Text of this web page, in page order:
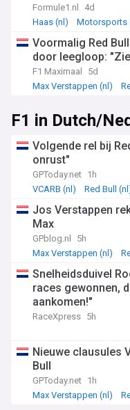
Formule1.nl
4d
Haas (nl)
Motorsports
Voormalig Red
door leegloop:
F1 Maximaal
5d
Max Verstappen (nl)
F1 in Dutch/
Volgende rel bij
onrust"
GPToday.net 1h
VCARB (nl)
Red Bull
Jos Verstappen
Max
GPblog.nl
5h
Max Verstappen (nl)
Snelheidsduivel
races gewonnen,
aankomen!"
RaceXpress 5h
Nieuwe clausules
Bull
GPToday.net 1h
Max Verstappen (nl)